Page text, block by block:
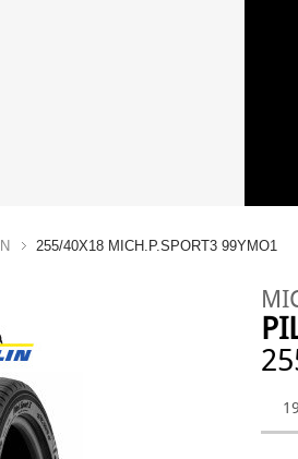
255/40X18 MICH.P.SPORT3 99YMO1